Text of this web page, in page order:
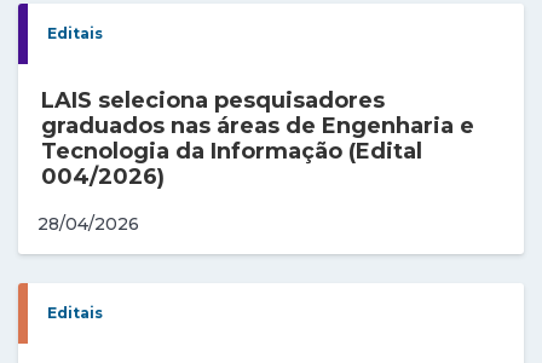
Editais
LAIS seleciona pesquisadores
graduados nas áreas de Engenharia e
Tecnologia da Informação (Edital
004/2026)
28/04/2026
Editais